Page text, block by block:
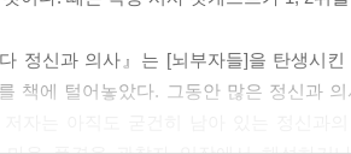
권투 스파링이 벌어지는 느낌이다. 프
의사가 되어서 먼저 가장 처음 목격한 것
다 정신과 의사』는 [뇌부자들]을 탄생시
책에 털어놓았다. 그동안 많은 정신과